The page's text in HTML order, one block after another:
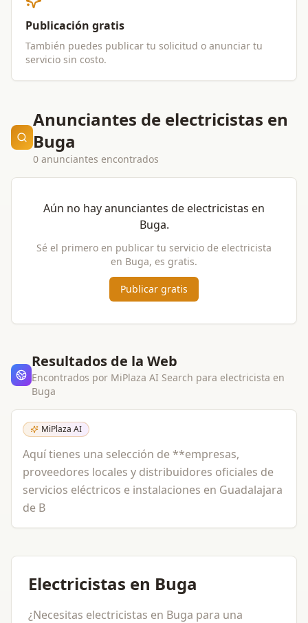
Publicación gratis
También puedes publicar tu solicitud o anunciar tu
servicio sin costo.
Anunciantes de electricistas en
Buga
0 anunciantes encontrados
Aún no hay anunciantes de electricistas en
Buga.
Sé el primero en publicar tu servicio de electricista
en Buga, es gratis.
Publicar gratis
Resultados de la Web
Encontrados por MiPlaza AI Search para electricista en
Buga
MiPlaza AI
Aquí tienes una selección de **empresas,
proveedores locales y distribuidores oficiales de
servicios eléctricos e instalaciones en Guadalajara
de B
Electricistas en Buga
¿Necesitas electricistas en Buga para una